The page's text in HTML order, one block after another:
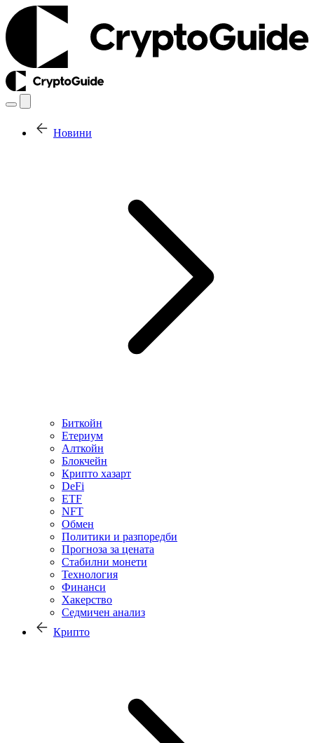
Новини
Биткойн
Етериум
Алткойн
Блокчейн
Крипто хазарт
DeFi
ETF
NFT
Обмен
Политики и разпоредби
Прогноза за цената
Стабилни монети
Технология
Финанси
Хакерство
Седмичен анализ
Крипто